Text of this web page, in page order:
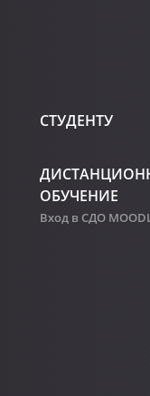
СТУДЕНТУ
ОБУЧЕНИЕ
Вход в СДО